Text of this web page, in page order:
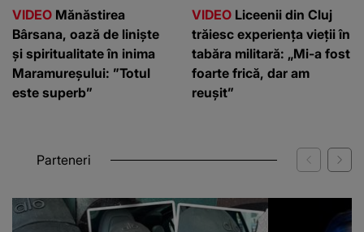
VIDEO Mănăstirea
Bârsana, oază de liniște
și spiritualitate în inima
Maramureșului: ”Totul
este superb”
VIDEO Liceenii din Cluj
trăiesc experiența vieții în
tabăra militară: „Mi-a fost
foarte frică, dar am
reușit”
Parteneri